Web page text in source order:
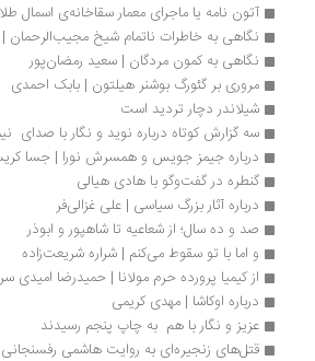
آتون نامه یا ماجرای معمار سقاخانه‌ی اسمال طلا
نگاهی به خاطرات ناتمام شیخ مجیب‌الرحمان | آرمین
نگاهی به کمون مردگان | سعید رمضان‌پور
مروری بر گئورگ بوشنر هیلتون | بابک احمدی
شیلاندر دچار تردید است
سه گزارش کوتاه درباره‌ نوید و نگار با صدای  نیما
درباره جیمز جویس و همسرش نورا | جسا کریسپین
گنطره در گفت‌وگو با هادی هیالی
درباره آثار بزرگ سیاسی | علی غزالی‌فر
صد و ده سال؛ از شعاعیه تا شاهپور و ابوذر
و اما با تو سقوط می‌کنم | شراره شریعت‌زاده
از کیمیا پرورده حرم مولانا | حمیدرضا امیدی‌ سرور
درباره اوکاشا | مهدی کریمی
عزیز و نگار با هم  به چاپ پنجم رسیدند